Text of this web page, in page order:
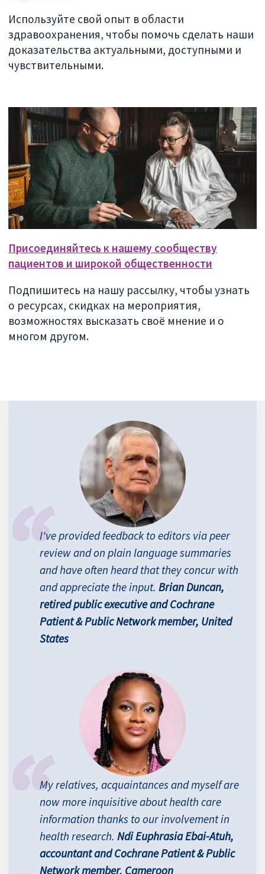
Используйте свой опыт в области
здравоохранения, чтобы помочь сделать наши
доказательства актуальными, доступными и
чувствительными.
Присоединяйтесь к нашему сообществу
пациентов и широкой общественности
Подпишитесь на нашу рассылку, чтобы узнать
о ресурсах, скидках на мероприятия,
возможностях высказать своё мнение и о
многом другом.
I've provided feedback to editors via peer
review and on plain language summaries
and have often heard that they concur with
and appreciate the input. Brian Duncan,
retired public executive and Cochrane
Patient & Public Network member, United
States
My relatives, acquaintances and myself are
now more inquisitive about health care
information thanks to our involvement in
health research. Ndi Euphrasia Ebai-Atuh,
accountant and Cochrane Patient & Public
Network member, Cameroon